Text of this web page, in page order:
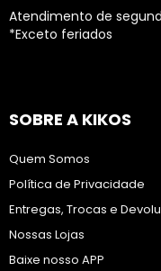
Atendimento de
*Exceto feriados
SOBRE A KIKOS
Quem Somos
Política de Privacidade
Entregas, Trocas e
Nossas Lojas
Baixe nosso APP